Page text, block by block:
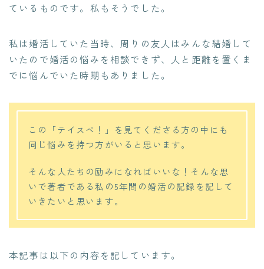
ているものです。私もそうでした。
私は婚活していた当時、周りの友人はみんな結婚して
いたので婚活の悩みを相談できず、人と距離を置くま
でに悩んでいた時期もありました。
この「テイスペ！」を見てくださる方の中にも
同じ悩みを持つ方がいると思います。
そんな人たちの励みになればいいな！そんな思
いで著者である私の5年間の婚活の記録を記して
いきたいと思います。
本記事は以下の内容を記しています。